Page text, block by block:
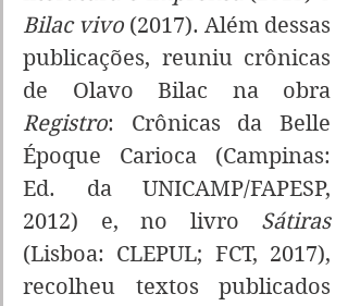
Bilac vivo (2017). Além dessas
publicações, reuniu crônicas
Registro: Crônicas da Belle
Époque Carioca (Campinas:
Ed. da UNICAMP/FAPESP,
2012) e, no livro Sátiras
(Lisboa: CLEPUL; FCT, 2017),
recolheu textos publicados